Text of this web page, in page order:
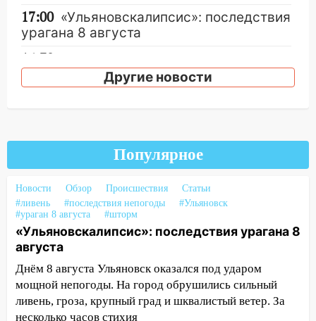
17:00 «Ульяновскалипсис»: последствия
урагана 8 августа
16:38
области на 9 августа
Мелекесский район первым в
Ульяновской области намолотил более
100 тысяч тонн зерна
15:17 В колледжи и техникумы
Ульяновской области подали более 10
тысяч заявлений
15:04 Фоторепортаж с улиц Ульяновска
после шторма: поваленные деревья и
затопленные улицы
Другие новости
Популярное
Новости Обзор Происшествия
Статьи
#ливень
#последствия непогоды
#Ульяновск
#ураган 8 августа
#шторм
«Ульяновскалипсис»: последствия урагана 8
августа
Днём 8 августа Ульяновск оказался под ударом
мощной непогоды. На город обрушились сильный
ливень, гроза, крупный град и шквалистый ветер. За
несколько часов стихия